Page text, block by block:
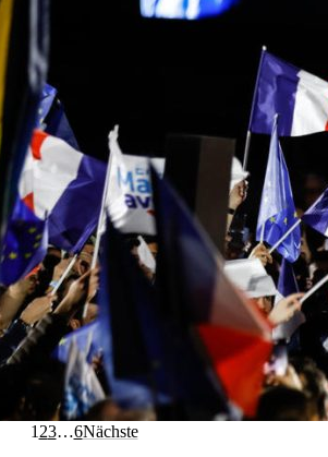
1 23…6Nächste